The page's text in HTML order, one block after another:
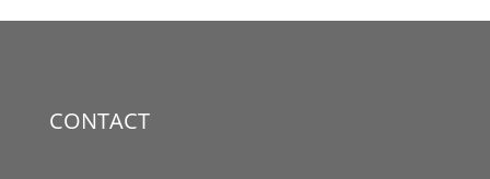
CONTACT